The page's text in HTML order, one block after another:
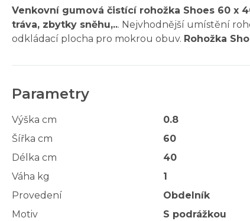
Venkovní gumová čistící rohožka Shoes 60 x
tráva, zbytky sněhu,... Nejvhodnější umístění
odkládací plocha pro mokrou obuv. Rohožka
Parametry
Výška cm
0.8
Šířka cm
60
Délka cm
40
Váha kg
1
Provedení
Obdelník
Motiv
S podrážkou